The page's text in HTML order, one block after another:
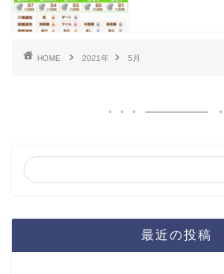
HOME 2021年 5月
最近の投稿